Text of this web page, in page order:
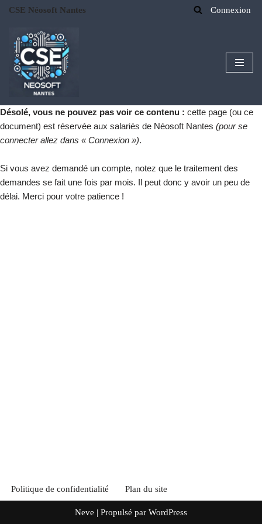
au
contenu
CSE Néosoft Nantes Connexion
Désolé, vous ne pouvez pas voir ce contenu : cette page (ou ce
document) est réservée aux salariés de Néosoft Nantes (pour se
connecter allez dans « Connexion »).
Si vous avez demandé un compte, notez que le traitement des
demandes se fait une fois par mois. Il peut donc y avoir un peu de
délai. Merci pour votre patience !
Politique de confidentialité Plan du site
Neve | Propulsé par WordPress